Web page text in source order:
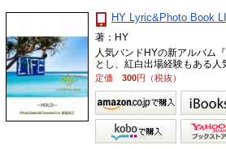
HY Lyric&Photo Book
著：HY
人気バンドHYの新アルバム
とし、紅白出場経験もある
定価 300円（税抜）